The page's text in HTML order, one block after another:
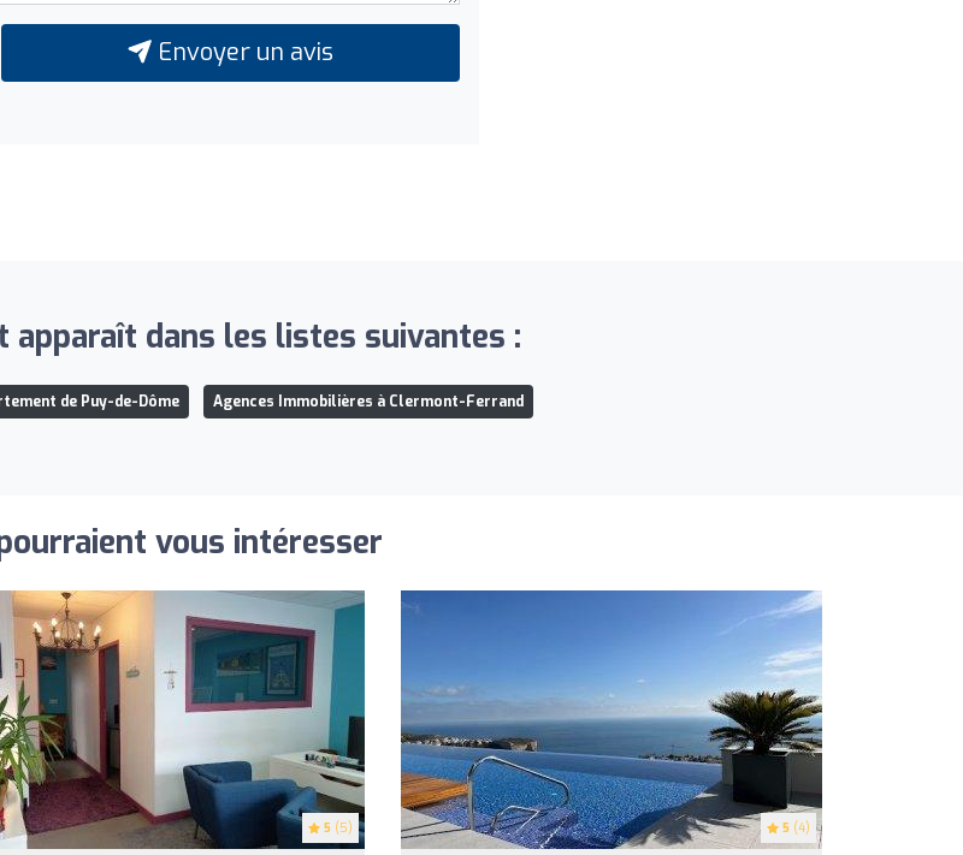
Envoyer un avis
apparaît dans les listes suivantes :
de Puy-de-Dôme Agences Immobilières à Clermont-Ferrand
vous intéresser
5 (5) 5 (4)